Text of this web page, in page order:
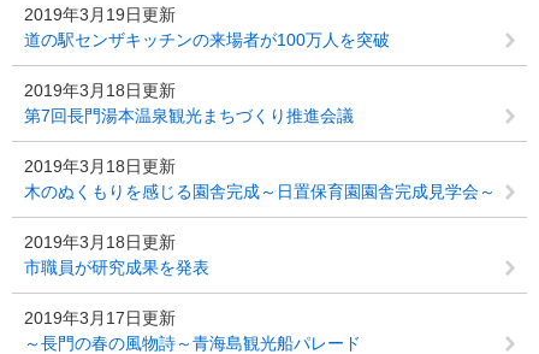
2019年3月19日更新
道の駅センザキッチンの来場者が100万人を突破
2019年3月18日更新
第7回長門湯本温泉観光まちづくり推進会議
2019年3月18日更新
木のぬくもりを感じる園舎完成～日置保育園園舎完成見学会～
2019年3月18日更新
市職員が研究成果を発表
2019年3月17日更新
～長門の春の風物詩～青海島観光船パレード